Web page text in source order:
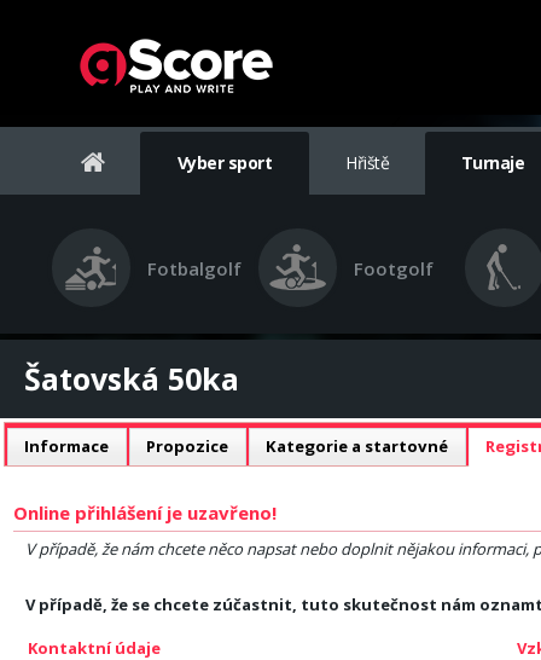
Vyber sport Hřiště Turnaje
Fotbalgolf Footgolf
Šatovská 50ka
Informace Propozice Kategorie a startovné
Online přihlášení je uzavřeno!
V případě, že nám chcete něco napsat nebo doplnit nějakou
V případě, že se chcete zúčastnit, tuto skutečnost nám
Kontaktní údaje